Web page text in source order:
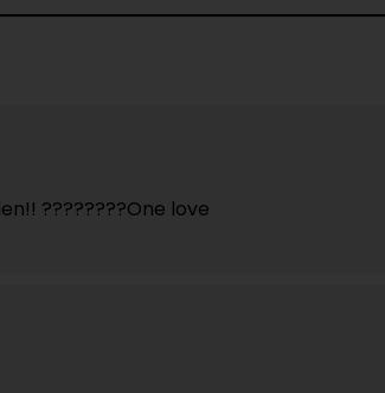
????????One love